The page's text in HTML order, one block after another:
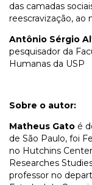
das camadas
reescravização, ao
Antônio Sérgio
pesquisador da
Humanas da USP
Sobre o autor:
Matheus Gato é
de São Paulo, foi
no Hutchins
Researches
professor no